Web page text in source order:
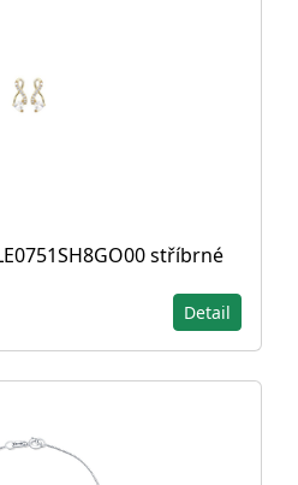
stříbrné
Detail